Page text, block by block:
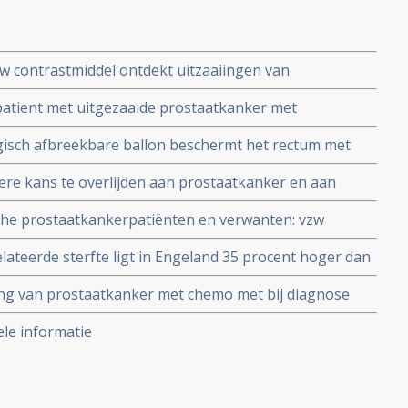
contrastmiddel ontdekt uitzaaiingen van
op 1 mm nauwkeurig blijkt uit Nederlandse studie
met uitgezaaide prostaatkanker met
geschreven door twee complementair werkende
afbreekbare ballon beschermt het rectum met
blijkt uit vergelijkende studie. Prospace balloon
te worden bij bestraling van prostaatgebied.
kans te overlijden aan prostaatkanker en aan
en een grotere kans op een recidief na een
uit een 20 jarige studie bij 5366 mannen met
prostaatkankerpatiënten en verwanten: vzw
sterfte ligt in Engeland 35 procent hoger dan
cijfers over tien jaar. Oorzaak lijkt betere en
van prostaatkanker met chemo met bij diagnose
aan prostaatkanker te sterven met een
1 op de 100. Artikel geplaatst april 2006
informatie